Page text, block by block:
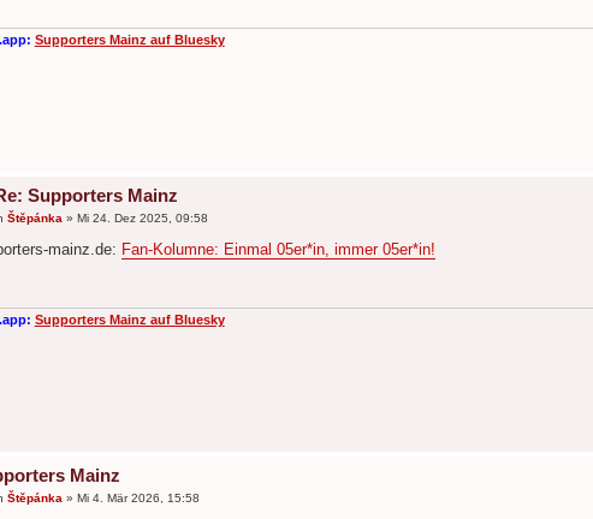
Supporters Mainz auf Bluesky
Supporters Mainz
Štěpánka » Mi 24. Dez 2025, 09:58
mainz.de: Fan-Kolumne: Einmal 05er*in, immer 05er*in!
Supporters Mainz auf Bluesky
Mainz
Štěpánka » Mi 4. Mär 2026, 15:58